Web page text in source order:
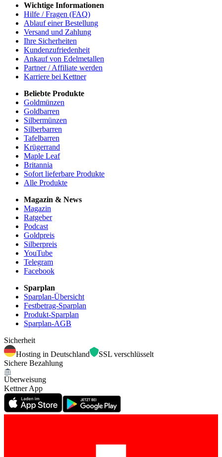
Wichtige Informationen
Hilfe / Fragen (FAQ)
Ablauf einer Bestellung
Versand und Zahlung
Ihre Sicherheiten
Kundenzufriedenheit
Ankauf von Edelmetallen
Partner / Affiliate werden
Karriere bei Kettner
Beliebte Produkte
Goldmünzen
Goldbarren
Silbermünzen
Silberbarren
Tafelbarren
Krügerrand
Maple Leaf
Britannia
Sofort lieferbare Produkte
Alle Produkte
Magazin & News
Magazin
Ratgeber
Podcast
Goldpreis
Silberpreis
YouTube
Telegram
Facebook
Sparplan
Sparplan-Übersicht
Festbetrag-Sparplan
Produkt-Sparplan
Sparplan-AGB
Sicherheit
Hosting in Deutschland
SSL verschlüsselt
Sichere Bezahlung
Überweisung
Kettner App